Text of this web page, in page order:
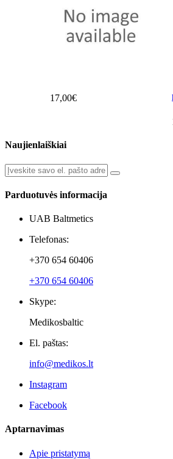
17,00€
Naujienlaiškiai
Parduotuvės informacija
UAB Baltmetics
Telefonas:
+370 654 60406
+370 654 60406
Skype:
Medikosbaltic
El. paštas:
info@medikos.lt
Instagram
Facebook
Aptarnavimas
Apie pristatymą